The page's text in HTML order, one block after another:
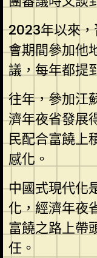
2023年以來
會期間參加他
議，每年都提
往年，參加江
濟年夜省發展
民配合富饒上
感化。
中國式現代化
化，經濟年夜
富饒之路上帶
任。